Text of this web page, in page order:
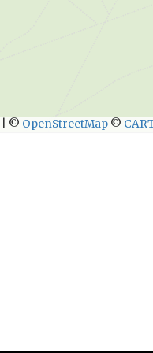
© OpenStreetMap ©